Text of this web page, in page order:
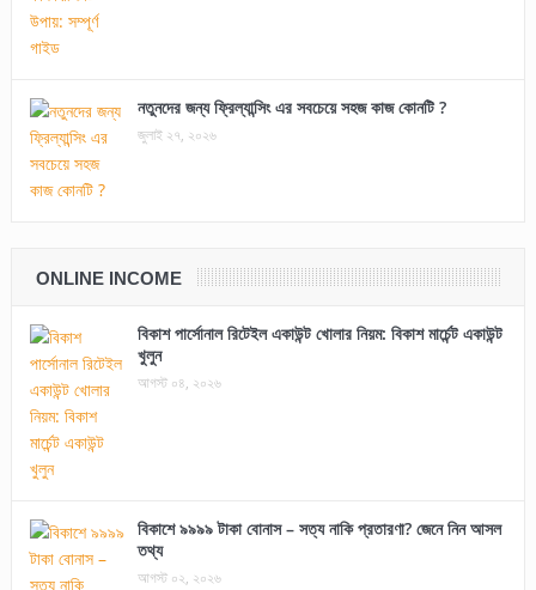
নতুনদের জন্য ফ্রিল্যান্সিং এর সবচেয়ে সহজ কাজ কোনটি ?
জুলাই ২৭, ২০২৬
ONLINE INCOME
বিকাশ পার্সোনাল রিটেইল একাউন্ট খোলার নিয়ম: বিকাশ মার্চেন্ট একাউন্ট
খুলুন
আগস্ট ০৪, ২০২৬
বিকাশে ৯৯৯৯ টাকা বোনাস – সত্য নাকি প্রতারণা? জেনে নিন আসল
তথ্য
আগস্ট ০২, ২০২৬